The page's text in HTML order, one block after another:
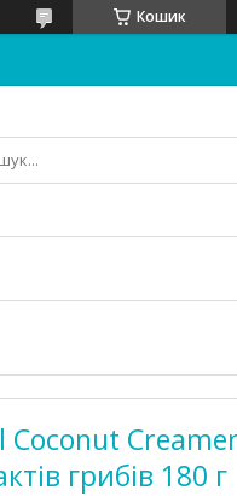
Кошик
грибів 180 г